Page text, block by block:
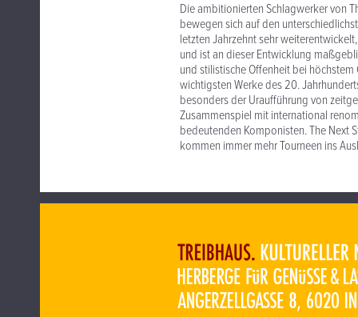
Die ambitionierten Schlagwerker von
bewegen sich auf den
letzten Jahrzehnt sehr
und ist an dieser Entwicklung
und stilistische Offenheit bei
wichtigsten Werke des 20.
besonders der Uraufführung von
Zusammenspiel mit international
bedeutenden Komponisten. The Next
kommen immer mehr Tourneen ins